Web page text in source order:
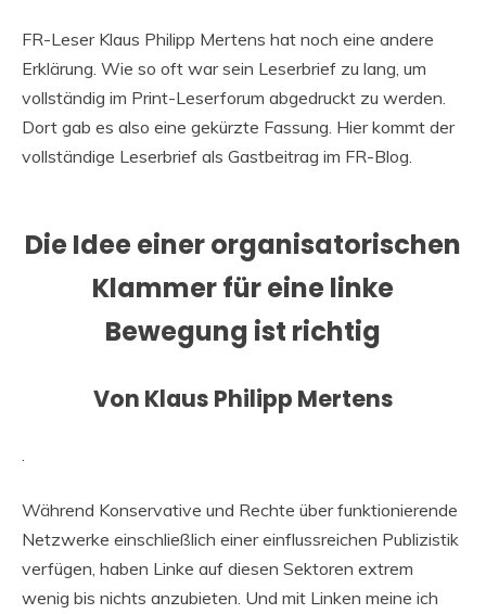
FR-Leser Klaus Philipp Mertens hat noch eine andere
Erklärung. Wie so oft war sein Leserbrief zu lang, um
vollständig im Print-Leserforum abgedruckt zu werden.
Dort gab es also eine gekürzte Fassung. Hier kommt der
vollständige Leserbrief als Gastbeitrag im FR-Blog.
Die Idee einer organisatorischen
Klammer für eine linke
Bewegung ist richtig
Von Klaus Philipp Mertens
Während Konservative und Rechte über funktionierende
Netzwerke einschließlich einer einflussreichen Publizistik
verfügen, haben Linke auf diesen Sektoren extrem
wenig bis nichts anzubieten. Und mit Linken meine ich